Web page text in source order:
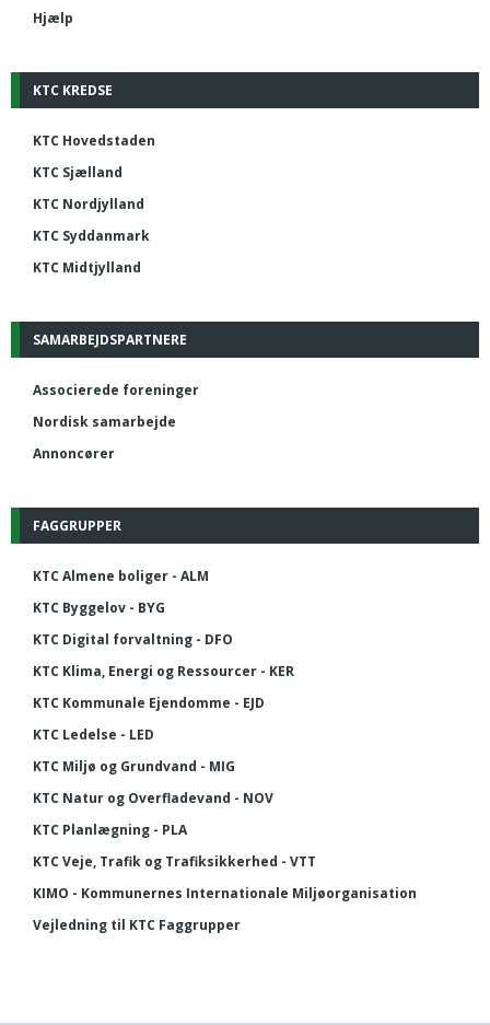
Hjælp
KTC KREDSE
KTC Hovedstaden
KTC Sjælland
KTC Nordjylland
KTC Syddanmark
KTC Midtjylland
SAMARBEJDSPARTNERE
Associerede foreninger
Nordisk samarbejde
Annoncører
FAGGRUPPER
KTC Almene boliger - ALM
KTC Byggelov - BYG
KTC Digital forvaltning - DFO
KTC Klima, Energi og Ressourcer - KER
KTC Kommunale Ejendomme - EJD
KTC Ledelse - LED
KTC Miljø og Grundvand - MIG
KTC Natur og Overfladevand - NOV
KTC Planlægning - PLA
KTC Veje, Trafik og Trafiksikkerhed - VTT
KIMO - Kommunernes Internationale Miljøorganisation
Vejledning til KTC Faggrupper